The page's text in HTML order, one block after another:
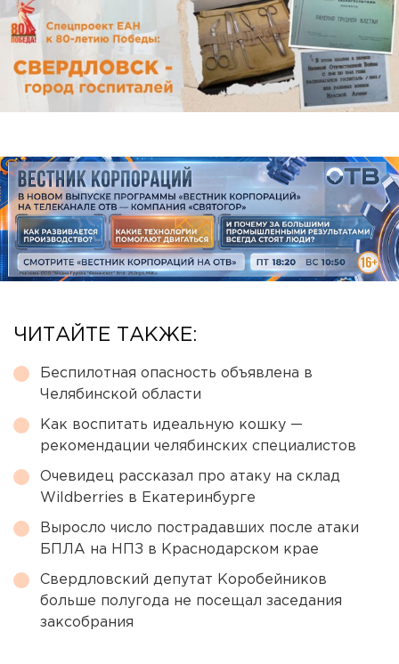
ЧИТАЙТЕ ТАКЖЕ:
Беспилотная опасность объявлена в
Челябинской области
Как воспитать идеальную кошку —
рекомендации челябинских специалистов
Очевидец рассказал про атаку на склад
Wildberries в Екатеринбурге
Выросло число пострадавших после атаки
БПЛА на НПЗ в Краснодарском крае
Свердловский депутат Коробейников
больше полугода не посещал заседания
заксобрания